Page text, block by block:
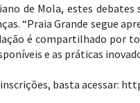
de Mola, estes
“Praia Grande segue
é compartilhado
e as práticas
basta acessar: